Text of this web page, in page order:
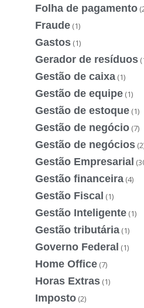
Folha de pagamento
Fraude (1)
Gastos (1)
Gerador de resíduos
Gestão de caixa (1)
Gestão de equipe (1)
Gestão de estoque (1)
Gestão de negócio (7)
Gestão de negócios
Gestão Empresarial
Gestão financeira (4)
Gestão Fiscal (1)
Gestão Inteligente (1)
Gestão tributária (1)
Governo Federal (1)
Home Office (7)
Horas Extras (1)
Imposto (2)